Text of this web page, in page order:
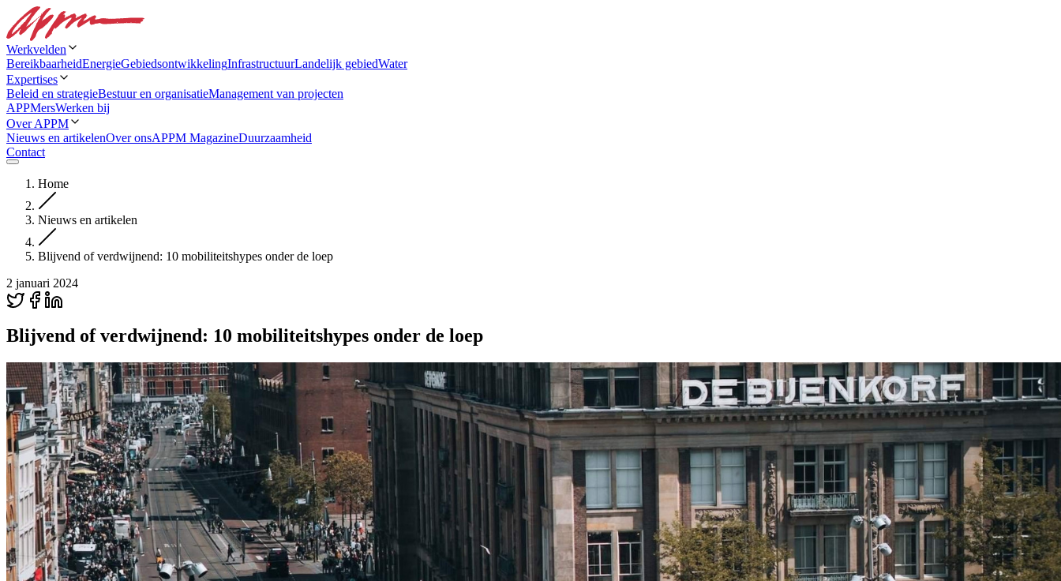
Werkvelden
BereikbaarheidEnergieGebiedsontwikkelingInfrastructuurLandelijk gebiedWater
Expertises
Beleid en strategieBestuur en organisatieManagement van projecten
APPMersWerken bij
Over APPM
Nieuws en artikelenOver onsAPPM MagazineDuurzaamheid
Contact
Home
Nieuws en artikelen
Blijvend of verdwijnend: 10 mobiliteitshypes onder de loep
2 januari 2024
Blijvend of verdwijnend: 10 mobiliteitshypes onder de loep